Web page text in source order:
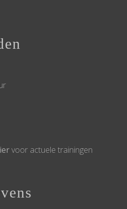
voor actuele trainingen